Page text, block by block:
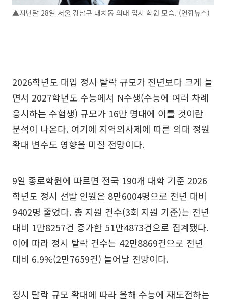
▲지난달 28일 서울 강남구 대치동 의대 입시 학원 모습. (연합뉴스)
2026학년도 대입 정시 탈락 규모가 전년보다 크게 늘
면서 2027학년도 수능에서 N수생(수능에 여러 차례
응시하는 수험생) 규모가 16만 명대에 이를 것이란
분석이 나온다. 여기에 지역의사제에 따른 의대 정원
확대 변수도 영향을 미칠 전망이다.
9일 종로학원에 따르면 전국 190개 대학 기준 2026
학년도 정시 선발 인원은 8만6004명으로 전년 대비
9402명 줄었다. 총 지원 건수(3회 지원 기준)는 전년
대비 1만8257건 증가한 51만4873건으로 집계됐다.
이에 따라 정시 탈락 건수는 42만8869건으로 전년
대비 6.9%(2만7659건) 늘어날 전망이다.
정시 탈락 규모 확대에 따라 올해 수능에 재도전하는